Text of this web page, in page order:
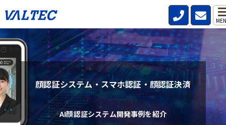
顔認証システム・スマホ認証・顔認証決済
AI顔認証システム開発事例を紹介